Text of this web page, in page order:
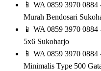
📱 WA 0859 3970 0884
Murah Bendosari
📱 WA 0859 3970 0884
5x6 Sukoharjo
📱 WA 0859 3970 0884
Minimalis Type 500